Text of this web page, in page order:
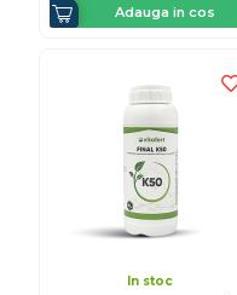
Adauga in cos
In stoc